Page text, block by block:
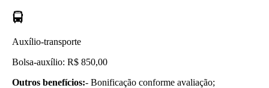
Auxílio-transporte
Bolsa-auxílio: R$ 850,00
Outros benefícios:- Bonificação conforme avaliação;